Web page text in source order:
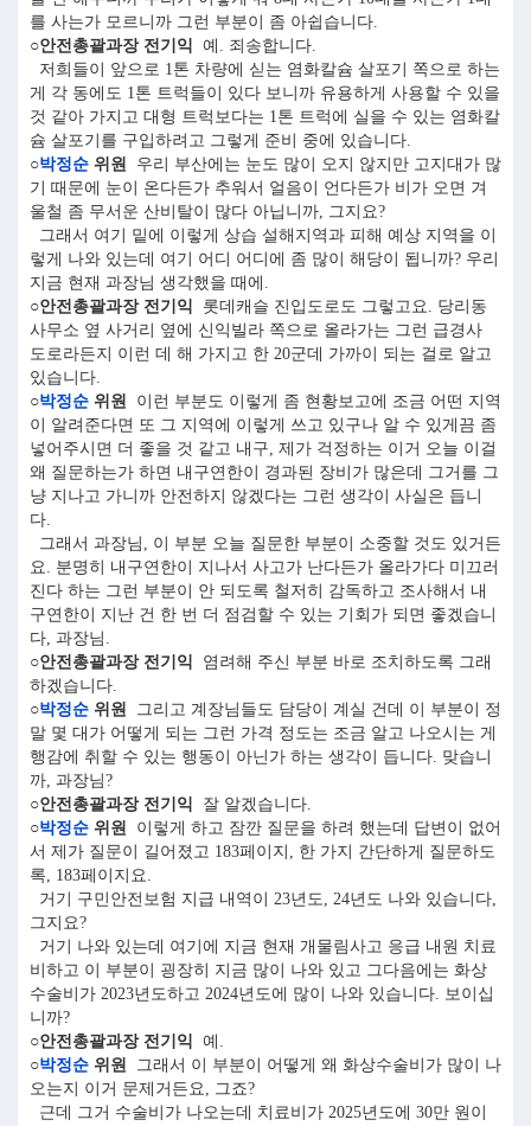
를 사는가 모르니까 그런 부분이 좀 아쉽습니다.
○안전총괄과장 전기익
예. 죄송합니다.
저희들이 앞으로 1톤 차량에 싣는 염화칼슘 살포기 쪽으로 하는
게 각 동에도 1톤 트럭들이 있다 보니까 유용하게 사용할 수 있을
것 같아 가지고 대형 트럭보다는 1톤 트럭에 실을 수 있는 염화칼
슘 살포기를 구입하려고 그렇게 준비 중에 있습니다.
○박정순 위원
우리 부산에는 눈도 많이 오지 않지만 고지대가 많
기 때문에 눈이 온다든가 추워서 얼음이 언다든가 비가 오면 겨
울철 좀 무서운 산비탈이 많다 아닙니까, 그지요?
그래서 여기 밑에 이렇게 상습 설해지역과 피해 예상 지역을 이
렇게 나와 있는데 여기 어디 어디에 좀 많이 해당이 됩니까? 우리
지금 현재 과장님 생각했을 때에.
○안전총괄과장 전기익
롯데캐슬 진입도로도 그렇고요. 당리동
사무소 옆 사거리 옆에 신익빌라 쪽으로 올라가는 그런 급경사
도로라든지 이런 데 해 가지고 한 20군데 가까이 되는 걸로 알고
있습니다.
○박정순 위원
이런 부분도 이렇게 좀 현황보고에 조금 어떤 지역
이 알려준다면 또 그 지역에 이렇게 쓰고 있구나 알 수 있게끔 좀
넣어주시면 더 좋을 것 같고 내구, 제가 걱정하는 이거 오늘 이걸
왜 질문하는가 하면 내구연한이 경과된 장비가 많은데 그거를 그
냥 지나고 가니까 안전하지 않겠다는 그런 생각이 사실은 듭니
다.
그래서 과장님, 이 부분 오늘 질문한 부분이 소중할 것도 있거든
요. 분명히 내구연한이 지나서 사고가 난다든가 올라가다 미끄러
진다 하는 그런 부분이 안 되도록 철저히 감독하고 조사해서 내
구연한이 지난 건 한 번 더 점검할 수 있는 기회가 되면 좋겠습니
다, 과장님.
○안전총괄과장 전기익
염려해 주신 부분 바로 조치하도록 그래
하겠습니다.
○박정순 위원
그리고 계장님들도 담당이 계실 건데 이 부분이 정
말 몇 대가 어떻게 되는 그런 가격 정도는 조금 알고 나오시는 게
행감에 취할 수 있는 행동이 아닌가 하는 생각이 듭니다. 맞습니
까, 과장님?
○안전총괄과장 전기익
잘 알겠습니다.
○박정순 위원
이렇게 하고 잠깐 질문을 하려 했는데 답변이 없어
서 제가 질문이 길어졌고 183페이지, 한 가지 간단하게 질문하도
록, 183페이지요.
거기 구민안전보험 지급 내역이 23년도, 24년도 나와 있습니다,
그지요?
거기 나와 있는데 여기에 지금 현재 개물림사고 응급 내원 치료
비하고 이 부분이 굉장히 지금 많이 나와 있고 그다음에는 화상
수술비가 2023년도하고 2024년도에 많이 나와 있습니다. 보이십
니까?
○안전총괄과장 전기익
예.
○박정순 위원
그래서 이 부분이 어떻게 왜 화상수술비가 많이 나
오는지 이거 문제거든요, 그죠?
근데 그거 수술비가 나오는데 치료비가 2025년도에 30만 원이